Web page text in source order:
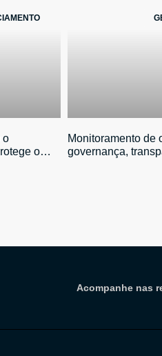
o
o
Monitoramento de
governança,
Acompanhe nas